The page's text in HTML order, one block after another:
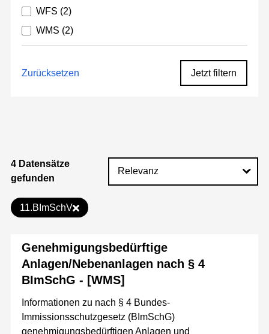
WFS (2)
WMS (2)
Zurücksetzen Jetzt filtern
4 Datensätze
gefunden
11.BImSchV
Genehmigungsbedürftige
Anlagen/Nebenanlagen nach § 4
BImSchG - [WMS]
Informationen zu nach § 4 Bundes-
Immissionsschutzgesetz (BImSchG)
genehmigungsbedürftigen Anlagen und